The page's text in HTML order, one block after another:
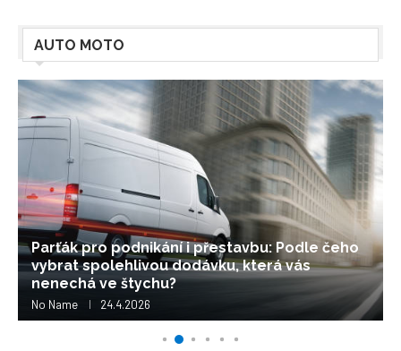
AUTO MOTO
Legenda s nezaměnitelným zvukem: Proč je
Harley-Davidson víc než jen motorka, ale
životní styl?